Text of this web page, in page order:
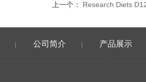
上一个： Research Diets
公司简介 产品展示